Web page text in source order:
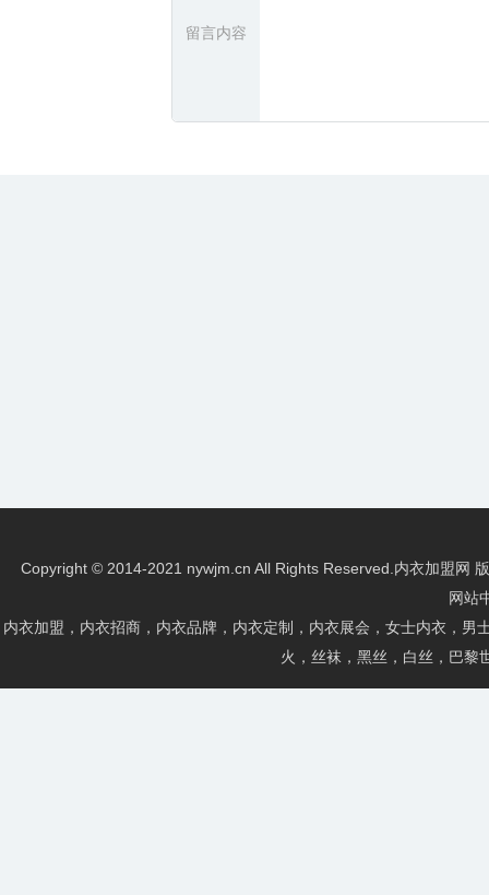
Copyright © 2014-2021 nywjm.cn All Rights Reserved.内衣加盟网
网站
内衣加盟，内衣招商，内衣品牌，内衣定制，内衣展会，女士内衣，
火，丝袜，黑丝，白丝，巴黎